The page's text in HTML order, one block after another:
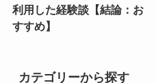
利用した経験談【結論：お
すすめ】
カテゴリーから探す